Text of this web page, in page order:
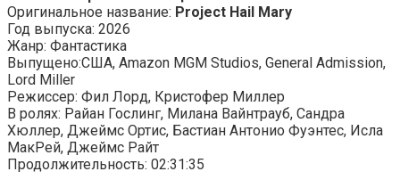
Оригинальное название: Project Hail Mary
Год выпуска: 2026
Жанр: Фантастика
Выпущено:США, Amazon MGM Studios, General Admission,
Lord Miller
Режиссер: Фил Лорд, Кристофер Миллер
В ролях: Райан Гослинг, Милана Вайнтрауб, Сандра
Хюллер, Джеймс Ортис, Бастиан Антонио Фуэнтес, Исла
МакРей, Джеймс Райт
Продолжительность: 02:31:35